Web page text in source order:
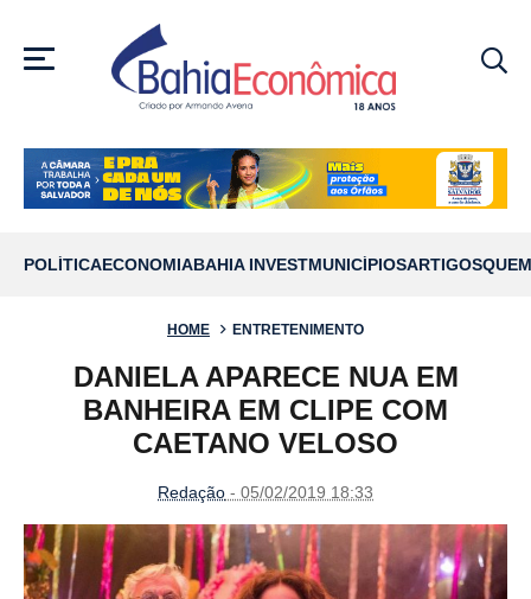
MENU
POLÍTICAECONOMIABAHIA INVESTMUNICÍPIOSARTIGOS
HOME ENTRETENIMENTO
DANIELA APARECE NUA EM
BANHEIRA EM CLIPE COM
CAETANO VELOSO
Redação - 05/02/2019 18:33